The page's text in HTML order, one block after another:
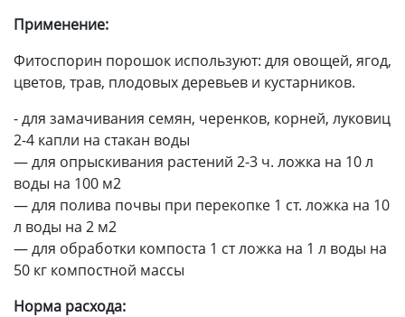
Применение:
Фитоспорин порошок используют: для овощей, ягод,
цветов, трав, плодовых деревьев и кустарников.
- для замачивания семян, черенков, корней, луковиц
2-4 капли на стакан воды
― для опрыскивания растений 2-3 ч. ложка на 10 л
воды на 100 м2
― для полива почвы при перекопке 1 ст. ложка на 10
л воды на 2 м2
― для обработки компоста 1 ст ложка на 1 л воды на
50 кг компостной массы
Норма расхода: